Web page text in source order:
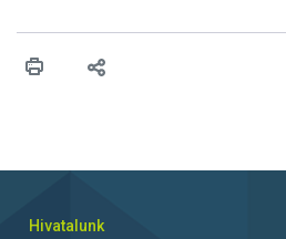
az intenzív felderítést, emellett az
Hivatalunk